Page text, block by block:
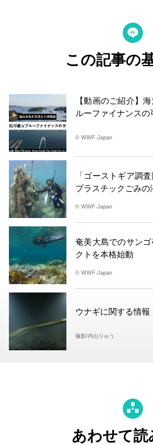
この記事の
【動画のご紹介】
ルーファイナンスの
© WWF-Japan
「ゴーストギア調
プラスチックごみの
© WWF-Japan
奄美大島でのサン
クトを本格始動
© WWF-Japan
ウナギに関する情報
撮影/内山りゅう
あわせて読